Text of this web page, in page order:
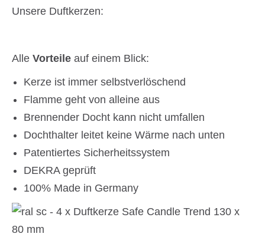
Unsere Duftkerzen:
Alle Vorteile auf einem Blick:
Kerze ist immer selbstverlöschend
Flamme geht von alleine aus
Brennender Docht kann nicht umfallen
Dochthalter leitet keine Wärme nach unten
Patentiertes Sicherheitssystem
DEKRA geprüft
100% Made in Germany